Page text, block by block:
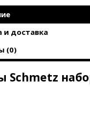
и доставка
(0)
Schmetz